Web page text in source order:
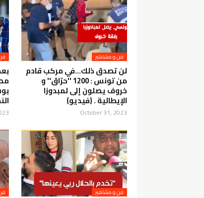
فن و مشاهير
لن تصدق ذلك...في مركب قادم
من تونس : 1200 ''حرّاق'' و
خروف يصلون إلى لمبدوزا
الإيطالية . (فيديو)
October 31, 2023
فن و مشاهير